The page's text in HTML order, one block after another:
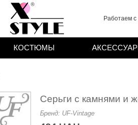
Работаем с
Серьги с камнями и
Бренд: UF-Vintage
КОСТЮМЫ